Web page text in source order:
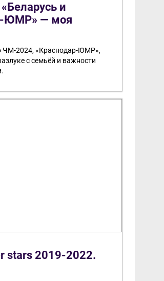
и
ЮМР» — моя
ЧМ-2024, «Краснодар-ЮМР»,
с семьёй и важности
stars 2019-2022.